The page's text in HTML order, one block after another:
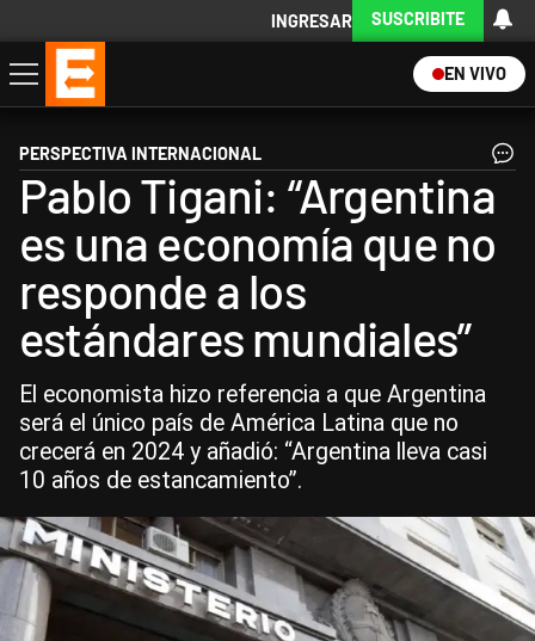
INGRESAR SUSCRIBITE
EN VIVO
Economía
Política
Internacional
Actualidad
Descargá la App
PERSPECTIVA INTERNACIONAL
Pablo Tigani: “Argentina
es una economía que no
responde a los
estándares mundiales”
El economista hizo referencia a que Argentina
será el único país de América Latina que no
crecerá en 2024 y añadió: “Argentina lleva casi
10 años de estancamiento”.